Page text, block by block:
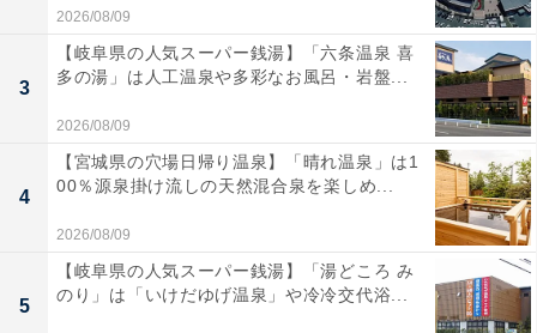
2026/08/09
3
【岐阜県の人気スーパー銭湯】「六条温泉 喜
多の湯」は人工温泉や多彩なお風呂・岩盤...
2026/08/09
4
【宮城県の穴場日帰り温泉】「晴れ温泉」は1
00％源泉掛け流しの天然混合泉を楽しめ...
2026/08/09
5
【岐阜県の人気スーパー銭湯】「湯どころ み
のり」は「いけだゆげ温泉」や冷冷交代浴...